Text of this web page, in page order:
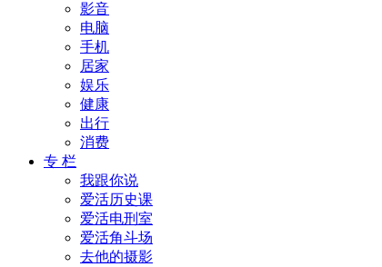
影音
电脑
手机
居家
娱乐
健康
出行
消费
专 栏
我跟你说
爱活历史课
爱活电刑室
爱活角斗场
去他的摄影